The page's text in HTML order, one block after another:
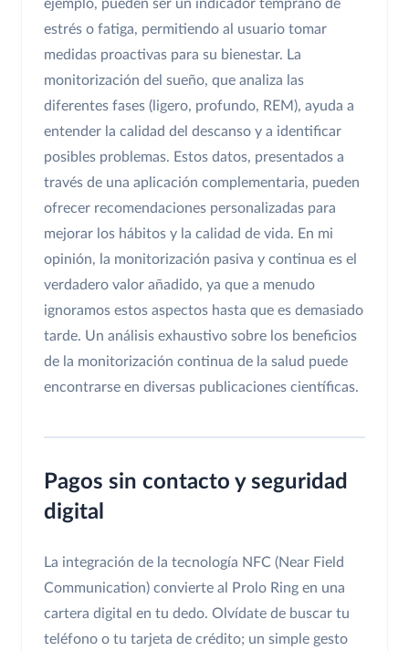
ejemplo, pueden ser un indicador temprano de
estrés o fatiga, permitiendo al usuario tomar
medidas proactivas para su bienestar. La
monitorización del sueño, que analiza las
diferentes fases (ligero, profundo, REM), ayuda a
entender la calidad del descanso y a identificar
posibles problemas. Estos datos, presentados a
través de una aplicación complementaria, pueden
ofrecer recomendaciones personalizadas para
mejorar los hábitos y la calidad de vida. En mi
opinión, la monitorización pasiva y continua es el
verdadero valor añadido, ya que a menudo
ignoramos estos aspectos hasta que es demasiado
tarde. Un análisis exhaustivo sobre los beneficios
de la monitorización continua de la salud puede
encontrarse en diversas publicaciones científicas.
Pagos sin contacto y seguridad
digital
La integración de la tecnología NFC (Near Field
Communication) convierte al Prolo Ring en una
cartera digital en tu dedo. Olvídate de buscar tu
teléfono o tu tarjeta de crédito; un simple gesto